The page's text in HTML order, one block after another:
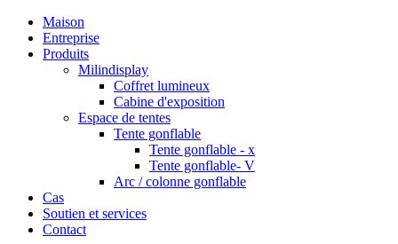
Maison
Entreprise
Produits
Milindisplay
Coffret lumineux
Cabine d'exposition
Espace de tentes
Tente gonflable
Tente gonflable - x
Tente gonflable- V
Arc / colonne gonflable
Cas
Soutien et services
Contact